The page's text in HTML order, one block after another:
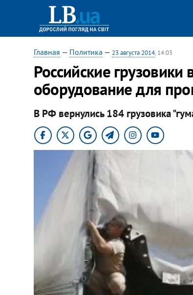
Главная — Политика — 23 августа 2014, 14:03
Российские
оборудование для
В РФ вернулись 184 грузовика